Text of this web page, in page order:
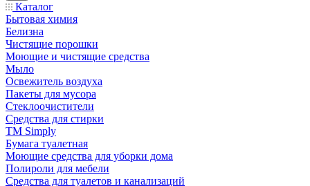
Каталог
Бытовая химия
Белизна
Чистящие порошки
Моющие и чистящие средства
Мыло
Освежитель воздуха
Пакеты для мусора
Стеклоочистители
Средства для стирки
TM Simply
Бумага туалетная
Моющие средства для уборки дома
Полироли для мебели
Средства для туалетов и канализаций